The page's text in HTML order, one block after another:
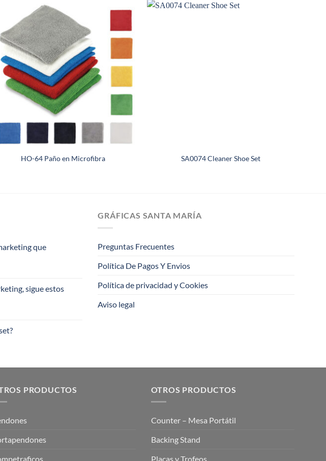
HO-64 Paño en Microfibra SA0074 Cleaner Shoe Set
que
sigue estos
GRÁFICAS SANTA MARÍA
Preguntas Frecuentes
Política De Pagos Y Envios
Política de privacidad y Cookies
Aviso legal
PRODUCTOS OTROS PRODUCTOS
Counter – Mesa Portátil
Backing Stand
Placas y Trofeos